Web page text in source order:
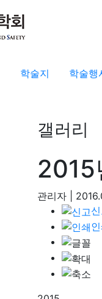
학술지 학술행
갤러리
2015
관리자